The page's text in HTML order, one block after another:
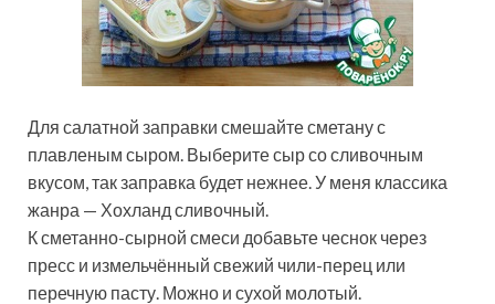
Для салатной заправки смешайте сметану с
плавленым сыром. Выберите сыр со сливочным
вкусом, так заправка будет нежнее. У меня классика
жанра — Хохланд сливочный.
К сметанно-сырной смеси добавьте чеснок через
пресс и измельчённый свежий чили-перец или
перечную пасту. Можно и сухой молотый.